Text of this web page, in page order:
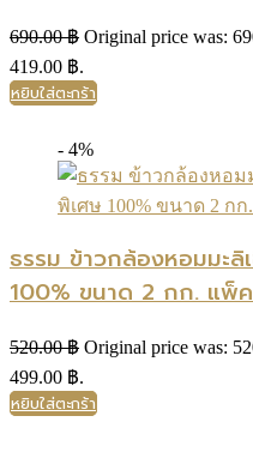
690.00฿ Original price was:
419.00 ฿.
หยิบใส่ตะกร้า
- 4%
ธรรม ข้าวกล้องหอมมะ
100% ขนาด 2 กก. แพ็
520.00฿ Original price was:
499.00 ฿.
หยิบใส่ตะกร้า